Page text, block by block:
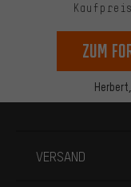
Herbert,
zum
VERSAND